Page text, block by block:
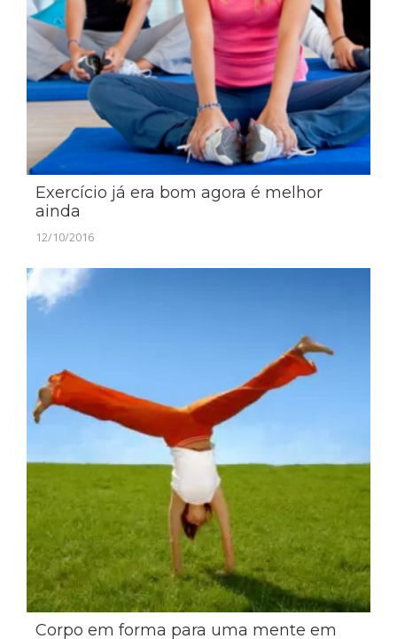
Exercício já era bom agora é melhor
ainda
12/10/2016
Corpo em forma para uma mente em